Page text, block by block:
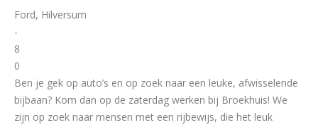
Ford, Hilversum
-
8
0
Ben je gek op auto’s en op zoek naar een leuke, afwisselende
bijbaan? Kom dan op de zaterdag werken bij Broekhuis! We
zijn op zoek naar mensen met een rijbewijs, die het leuk